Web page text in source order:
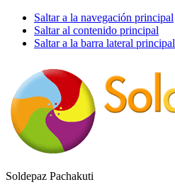
Saltar a la navegación principal
Saltar al contenido principal
Saltar a la barra lateral principal
Soldepaz Pachakuti